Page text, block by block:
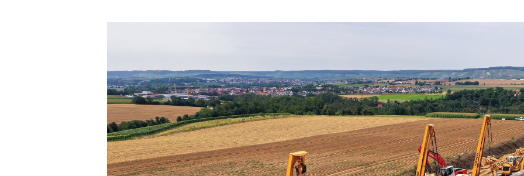
Esslingen a. N. – Bissingen
Mediathek
Kontakt
Suche